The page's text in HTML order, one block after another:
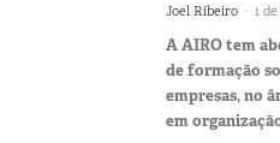
Joel Ribeiro - 1
A AIRO tem
de formação
empresas, no
em